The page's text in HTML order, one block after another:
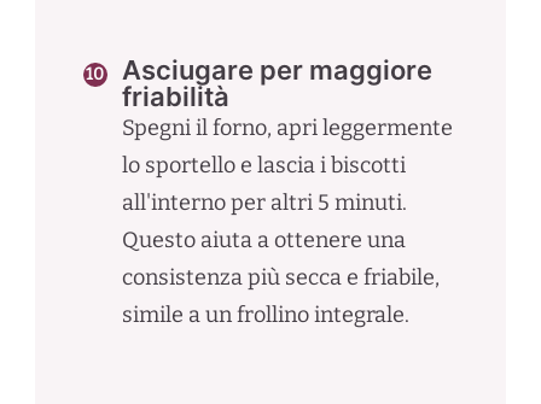
Asciugare per maggiore
friabilità
Spegni il forno, apri leggermente
lo sportello e lascia i biscotti
all'interno per altri 5 minuti.
Questo aiuta a ottenere una
consistenza più secca e friabile,
simile a un frollino integrale.